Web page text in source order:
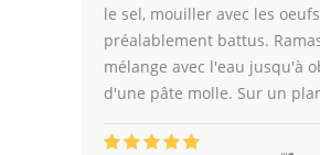
le sel, mouiller avec les oeufs
préalablement battus.
mélange avec l'eau jusqu'à
d'une pâte molle. Sur un